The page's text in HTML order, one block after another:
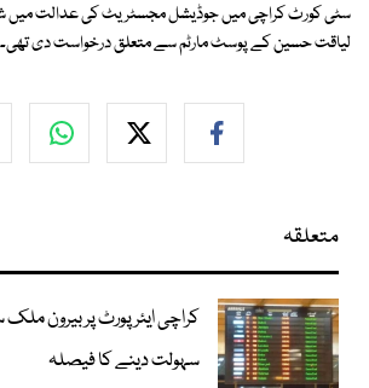
سٹی کورٹ کراچی میں جوڈیشل مجسٹریٹ کی عدالت میں
لیاقت حسین کے پوسٹ مارٹم سے متعلق درخواست دی تھی۔
متعلقہ
کراچی ایئرپورٹ پر بیرون ملک
سہولت دینے کا فیصلہ